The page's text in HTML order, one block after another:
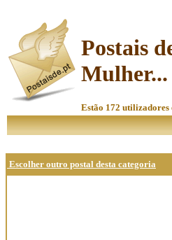
Postais
Mulher...
Estão 172 utilizadores
Escolher outro postal desta categoria